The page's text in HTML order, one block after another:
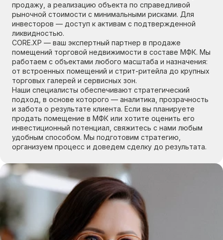
продажу, а реализацию объекта по справедливой
рыночной стоимости с минимальными рисками. Для
инвесторов — доступ к активам с подтвержденной
ликвидностью.
CORE.XP — ваш экспертный партнер в продаже
помещений торговой недвижимости в составе МФК. Мы
работаем с объектами любого масштаба и назначения:
от встроенных помещений и стрит-ритейла до крупных
торговых галерей и сервисных зон.
Наши специалисты обеспечивают стратегический
подход, в основе которого — аналитика, прозрачность
и забота о результате клиента. Если вы планируете
продать помещение в МФК или хотите оценить его
инвестиционный потенциал, свяжитесь с нами любым
удобным способом. Мы подготовим стратегию,
организуем процесс и доведем сделку до результата.